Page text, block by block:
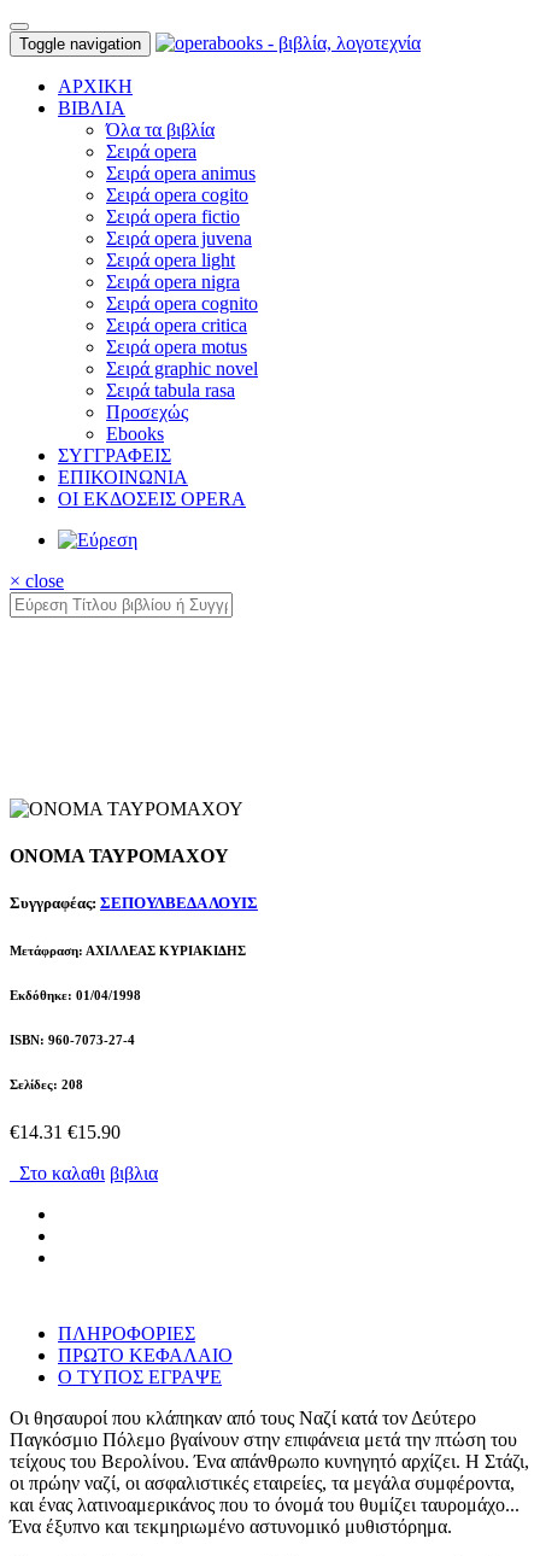
Toggle navigation
ΑΡΧΙΚΗ
ΒΙΒΛΙΑ
Όλα τα βιβλία
Σειρά opera
Σειρά opera animus
Σειρά opera cogito
Σειρά opera fictio
Σειρά opera juvena
Σειρά opera light
Σειρά opera nigra
Σειρά opera cognito
Σειρά opera critica
Σειρά opera motus
Σειρά graphic novel
Σειρά tabula rasa
Προσεχώς
Ebooks
ΣΥΓΓΡΑΦΕΙΣ
ΕΠΙΚΟΙΝΩΝΙΑ
ΟΙ ΕΚΔΟΣΕΙΣ OPERA
× close
ΟΝΟΜΑ ΤΑΥΡΟΜΑΧΟΥ
Συγγραφέας: ΣΕΠΟΥΛΒΕΔΑ ΛΟΥΙΣ
Μετάφραση: ΑΧΙΛΛΕΑΣ ΚΥΡΙΑΚΙΔΗΣ
Εκδόθηκε: 01/04/1998
ISBN: 960-7073-27-4
Σελίδες: 208
€14.31 €15.90
Στο καλαθι βιβλια
ΠΛΗΡΟΦΟΡΙΕΣ
ΠΡΩΤΟ ΚΕΦΑΛΑΙΟ
Ο ΤΥΠΟΣ ΕΓΡΑΨΕ
Οι θησαυροί που κλάπηκαν από τους Ναζί κατά τον Δεύτερο
Παγκόσμιο Πόλεμο βγαίνουν στην επιφάνεια μετά την πτώση του
τείχους του Βερολίνου. Ένα απάνθρωπο κυνηγητό αρχίζει. Η Στάζι,
οι πρώην ναζί, οι ασφαλιστικές εταιρείες, τα μεγάλα συμφέροντα,
και ένας λατινοαμερικάνος που το όνομά του θυμίζει ταυρομάχο...
Ένα έξυπνο και τεκμηριωμένο αστυνομικό μυθιστόρημα.